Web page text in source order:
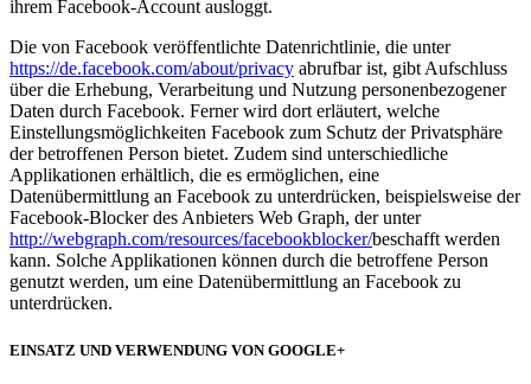
ihrem Facebook-Account ausloggt.
Die von Facebook veröffentlichte Datenrichtlinie, die unter
https://de.facebook.com/about/privacy abrufbar ist, gibt Aufschluss
über die Erhebung, Verarbeitung und Nutzung personenbezogener
Daten durch Facebook. Ferner wird dort erläutert, welche
Einstellungsmöglichkeiten Facebook zum Schutz der Privatsphäre
der betroffenen Person bietet. Zudem sind unterschiedliche
Applikationen erhältlich, die es ermöglichen, eine
Datenübermittlung an Facebook zu unterdrücken, beispielsweise der
Facebook-Blocker des Anbieters Web Graph, der unter
http://webgraph.com/resources/facebookblocker/beschafft werden
kann. Solche Applikationen können durch die betroffene Person
genutzt werden, um eine Datenübermittlung an Facebook zu
unterdrücken.
EINSATZ UND VERWENDUNG VON GOOGLE+